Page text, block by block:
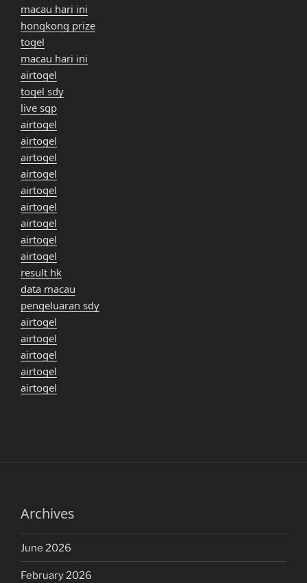
macau hari ini
hongkong prize
togel
macau hari ini
airtogel
togel sdy
live sgp
airtogel
airtogel
airtogel
airtogel
airtogel
airtogel
airtogel
airtogel
airtogel
result hk
data macau
pengeluaran sdy
airtogel
airtogel
airtogel
airtogel
airtogel
Archives
June 2026
February 2026